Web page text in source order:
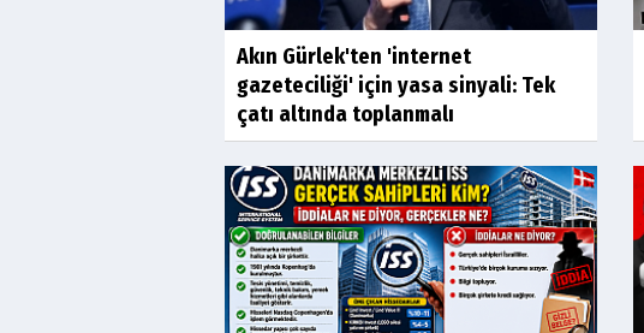
Akın Gürlek'ten 'internet
gazeteciliği' için yasa sinyali: Tek
çatı altında toplanmalı